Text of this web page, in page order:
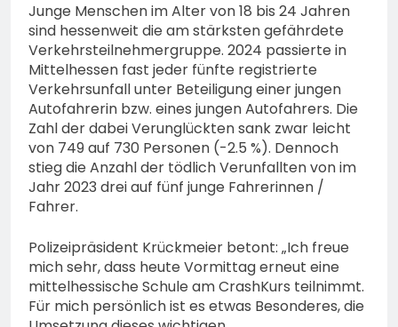
Junge Menschen im Alter von 18 bis 24 Jahren
sind hessenweit die am stärksten gefährdete
Verkehrsteilnehmergruppe. 2024 passierte in
Mittelhessen fast jeder fünfte registrierte
Verkehrsunfall unter Beteiligung einer jungen
Autofahrerin bzw. eines jungen Autofahrers. Die
Zahl der dabei Verunglückten sank zwar leicht
von 749 auf 730 Personen (-2.5 %). Dennoch
stieg die Anzahl der tödlich Verunfallten von im
Jahr 2023 drei auf fünf junge Fahrerinnen /
Fahrer.
Polizeipräsident Krückmeier betont: „Ich freue
mich sehr, dass heute Vormittag erneut eine
mittelhessische Schule am CrashKurs teilnimmt.
Für mich persönlich ist es etwas Besonderes, die